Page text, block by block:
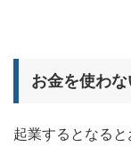
お金を使わな
起業するとなると